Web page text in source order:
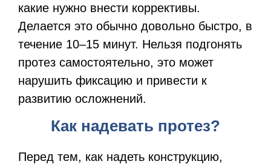
какие нужно внести коррективы.
Делается это обычно довольно быстро, в
течение 10–15 минут. Нельзя подгонять
протез самостоятельно, это может
нарушить фиксацию и привести к
развитию осложнений.
Как надевать протез?
Перед тем, как надеть конструкцию,